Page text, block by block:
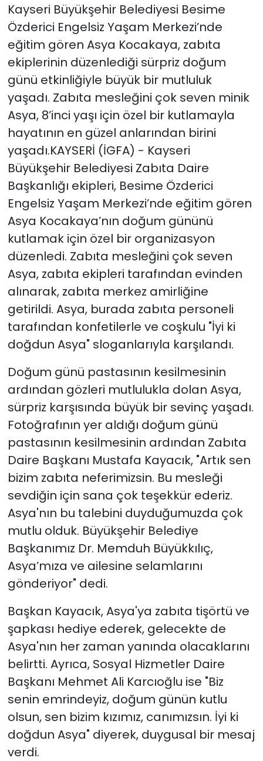
Kayseri Büyükşehir Belediyesi Besime
Özderici Engelsiz Yaşam Merkezi’nde
eğitim gören Asya Kocakaya, zabıta
ekiplerinin düzenlediği sürpriz doğum
günü etkinliğiyle büyük bir mutluluk
yaşadı. Zabıta mesleğini çok seven minik
Asya, 8’inci yaşı için özel bir kutlamayla
hayatının en güzel anlarından birini
yaşadı.KAYSERİ (İGFA) - Kayseri
Büyükşehir Belediyesi Zabıta Daire
Başkanlığı ekipleri, Besime Özderici
Engelsiz Yaşam Merkezi’nde eğitim gören
Asya Kocakaya’nın doğum gününü
kutlamak için özel bir organizasyon
düzenledi. Zabıta mesleğini çok seven
Asya, zabıta ekipleri tarafından evinden
alınarak, zabıta merkez amirliğine
getirildi. Asya, burada zabıta personeli
tarafından konfetilerle ve coşkulu "İyi ki
doğdun Asya" sloganlarıyla karşılandı.
Doğum günü pastasının kesilmesinin
ardından gözleri mutlulukla dolan Asya,
sürpriz karşısında büyük bir sevinç yaşadı.
Fotoğrafının yer aldığı doğum günü
pastasının kesilmesinin ardından Zabıta
Daire Başkanı Mustafa Kayacık, "Artık sen
bizim zabıta neferimizsin. Bu mesleği
sevdiğin için sana çok teşekkür ederiz.
Asya'nın bu talebini duyduğumuzda çok
mutlu olduk. Büyükşehir Belediye
Başkanımız Dr. Memduh Büyükkılıç,
Asya’mıza ve ailesine selamlarını
gönderiyor" dedi.
Başkan Kayacık, Asya'ya zabıta tişörtü ve
şapkası hediye ederek, gelecekte de
Asya'nın her zaman yanında olacaklarını
belirtti. Ayrıca, Sosyal Hizmetler Daire
Başkanı Mehmet Ali Karcıoğlu ise "Biz
senin emrindeyiz, doğum günün kutlu
olsun, sen bizim kızımız, canımızsın. İyi ki
doğdun Asya" diyerek, duygusal bir mesaj
verdi.
Nöbetçi Eczaneler
Otomobil Dünyası
Politika
SAĞLIK
Spor
Teknoloji
TÜRKiYE
Video Galeri
YAŞAM
Yazarlar